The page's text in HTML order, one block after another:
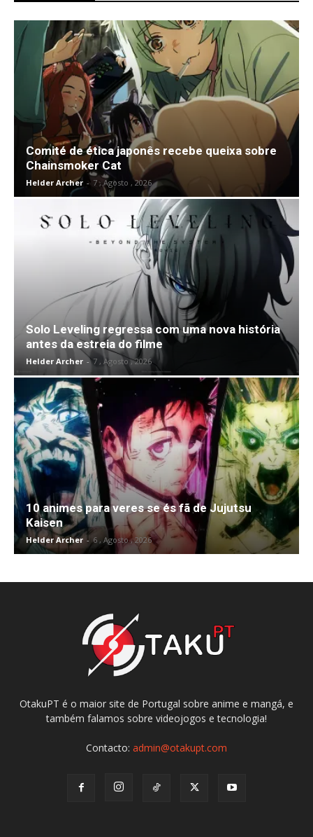
Comité de ética japonês recebe queixa sobre
Chainsmoker Cat
Helder Archer - 7 , Agosto , 2026
Solo Leveling regressa com uma nova história
antes da estreia do filme
Helder Archer - 7 , Agosto , 2026
10 animes para veres se és fã de Jujutsu
Kaisen
Helder Archer - 6 , Agosto , 2026
OtakuPT é o maior site de Portugal sobre anime e mangá, e
também falamos sobre videojogos e tecnologia!
Contacto: admin@otakupt.com